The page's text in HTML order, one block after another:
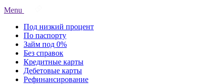
Menu
Под низкий процент
По паспорту
Займ под 0%
Без справок
Кредитные карты
Дебетовые карты
Рефинансирование